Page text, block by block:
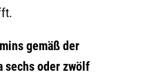
gemäß der
sechs oder zwölf